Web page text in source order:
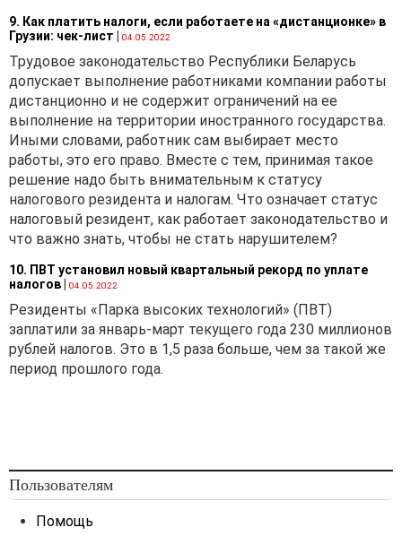
...
5. Применяется ли льгота,
установленная
подпунктом
статьи 3073 НК, если за
выдачу разрешения на
допуск транспортного
средства к участию в
дорожном движении
государственная пошлина
уплачена не
собственником
транспортного средства
(например, арендатором,
собственником)?
...
допуск транспортного
9. Как платить налоги, если работаете на «дистанционке» в
Грузии: чек-лист
04.05.2022
Трудовое законодательство Республики Беларусь
допускает выполнение работниками компании работы
дистанционно и не содержит ограничений на ее
выполнение на территории иностранного государства.
Иными словами, работник сам выбирает место
работы, это его право. Вместе с тем, принимая такое
решение надо быть внимательным к статусу
налогового резидента и налогам. Что означает статус
налоговый резидент, как работает законодательство и
что важно знать, чтобы не стать нарушителем?
10. ПВТ установил новый квартальный рекорд по уплате
налогов
04.05.2022
Резиденты «Парка высоких технологий» (ПВТ)
заплатили за январь-март текущего года 230 миллионов
рублей налогов. Это в 1,5 раза больше, чем за такой же
период прошлого года.
Пользователям
Помощь